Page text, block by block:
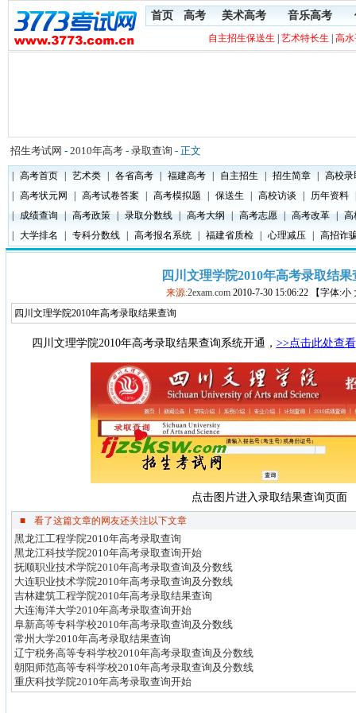
首页 高考 美术高考 音乐高考
自主招生保送生 艺术特长生 高
招生考试网 - 2010年高考 - 录取查询 - 正文
高考首页 艺术类 各省高考 福建高考 自主招生 招生简章
高校录
高考状元网 高考试卷答案 高考模拟题 保送生 高校访谈 历年资料
成绩查询 高考政策 录取分数线 高考大纲 高考志愿 高考改革
高
大学排名 专科分数线 高考报名系统 福建省质检 心理减压 高招诈
四川文理学院2010年高考录取结果
来源:2exam.com 2010-7-30 15:06:22 【字体:小
四川文理学院2010年高考录取结果查询
四川文理学院2010年高考录取结果查询系统开通， >>点击此处查看
点击图片进入录取结果查询页面
■ 看了这篇文章的网友还关注以下文章
黑龙江工程学院2010年高考录取查询
黑龙江科技学院2010年高考录取查询开始
抚顺职业技术学院2010年高考录取查询及分数线
大连职业技术学院2010年高考录取查询及分数线
吉林建筑工程学院2010年高考录取结果查询
大连海洋大学2010年高考录取查询开始
阜新高等专科学校2010年高考录取查询及分数线
常州大学2010年高考录取结果查询
辽宁税务高等专科学校2010年高考录取查询及分数线
朝阳师范高等专科学校2010年高考录取查询及分数线
重庆科技学院2010年高考录取查询开始